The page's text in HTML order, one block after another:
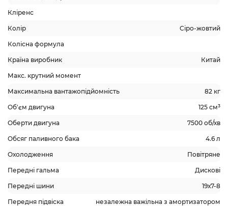
Кліренс
Колір Cіро-жовтий
Колісна формула
Країна виробник Китай
Макс. крутний момент
Максимальна вантажопідйомність 82 кг
Об'єм двигуна 125 см³
Оберти двигуна 7500 об/хв
Обсяг паливного бака 4.6 л
Охолодження Повітряне
Передні гальма Дискові
Передні шини 19х7-8
Передня підвіска незалежна важільна з амортизатором